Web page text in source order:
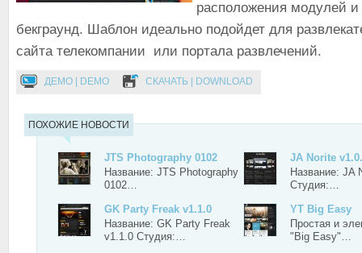
расположения модулей и
бекграунд. Шаблон идеально подойдет для
сайта телекомпании или портала развлечений.
ДЕМО | DEMO СКАЧАТЬ | DOWNLOAD
ПОХОЖИЕ НОВОСТИ
JTS Photography 0102
Название: JTS Photography
0102…
JA Norite
Название: JA
Студия:…
GK Party Freak v1.1.0
Название: GK Party Freak
v1.1.0 Студия:…
YT Big Easy
Простая и
"Big Easy"…